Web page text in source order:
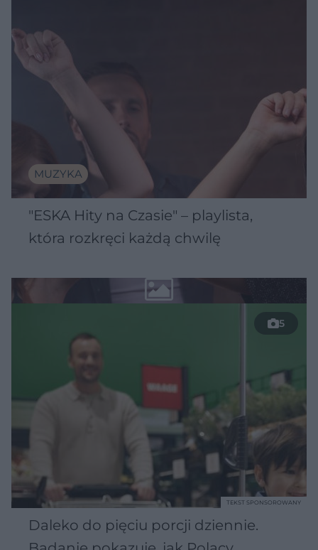
MUZYKA
"ESKA Hity na Czasie" – playlista,
która rozkręci każdą chwilę
5
Daleko do pięciu porcji dziennie.
TEKST SPONSOROWANY